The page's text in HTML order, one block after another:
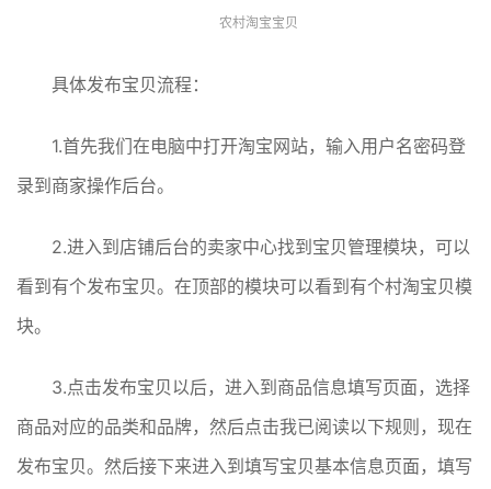
农村淘宝宝贝
具体发布宝贝流程：
1.首先我们在电脑中打开淘宝网站，输入用户名密码登
录到商家操作后台。
2.进入到店铺后台的卖家中心找到宝贝管理模块，可以
看到有个发布宝贝。在顶部的模块可以看到有个村淘宝贝模
块。
3.点击发布宝贝以后，进入到商品信息填写页面，选择
商品对应的品类和品牌，然后点击我已阅读以下规则，现在
发布宝贝。然后接下来进入到填写宝贝基本信息页面，填写